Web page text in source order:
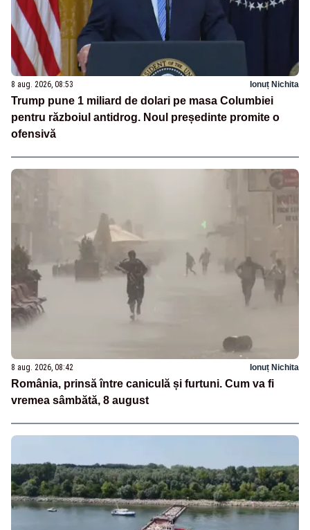
8 aug. 2026, 08:53 Ionuț Nichita
Trump pune 1 miliard de dolari pe masa Columbiei
pentru războiul antidrog. Noul președinte promite o
ofensivă
8 aug. 2026, 08:42 Ionuț Nichita
România, prinsă între caniculă și furtuni. Cum va fi
vremea sâmbătă, 8 august